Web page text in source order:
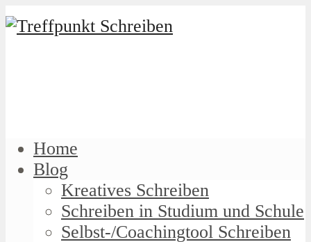
Home
Blog
Kreatives Schreiben
Schreiben in Studium und Schule
Selbst-/Coachingtool Schreiben